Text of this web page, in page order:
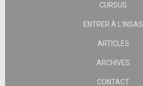
CURSUS
ENTRER À L’INSAS
ARTICLES
ARCHIVES
CONTACT